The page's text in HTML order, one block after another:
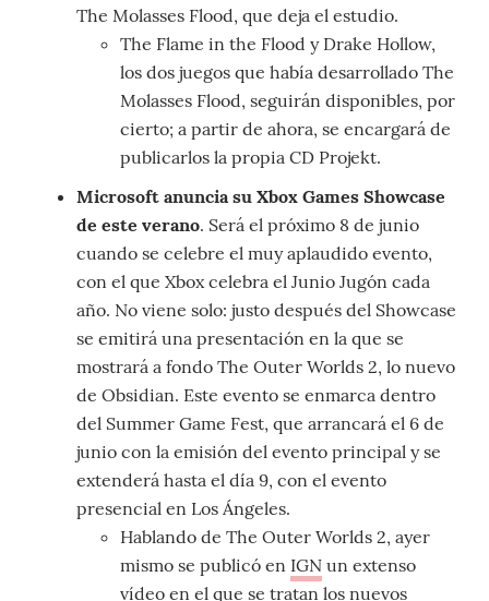
The Molasses Flood, que deja el estudio.
The Flame in the Flood y Drake Hollow,
los dos juegos que había desarrollado The
Molasses Flood, seguirán disponibles, por
cierto; a partir de ahora, se encargará de
publicarlos la propia CD Projekt.
Microsoft anuncia su Xbox Games Showcase
de este verano. Será el próximo 8 de junio
cuando se celebre el muy aplaudido evento,
con el que Xbox celebra el Junio Jugón cada
año. No viene solo: justo después del Showcase
se emitirá una presentación en la que se
mostrará a fondo The Outer Worlds 2, lo nuevo
de Obsidian. Este evento se enmarca dentro
del Summer Game Fest, que arrancará el 6 de
junio con la emisión del evento principal y se
extenderá hasta el día 9, con el evento
presencial en Los Ángeles.
Hablando de The Outer Worlds 2, ayer
mismo se publicó en IGN un extenso
vídeo en el que se tratan los nuevos